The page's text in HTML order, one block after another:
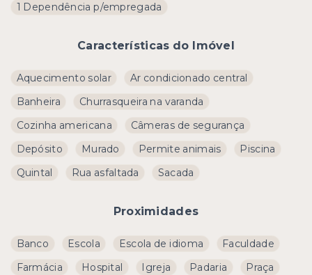
1 Dependência p/empregada
Características do Imóvel
Aquecimento solar
Ar condicionado central
Banheira
Churrasqueira na varanda
Cozinha americana
Câmeras de segurança
Depósito
Murado Permite animais
Piscina
Quintal
Rua asfaltada Sacada
Proximidades
Banco Escola Escola de idioma
Faculdade
Farmácia
Hospital Igreja Padaria
Praça